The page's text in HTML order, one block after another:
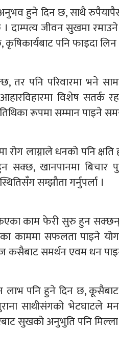
दिन छ, साथै
जीवन सुखमा
कृषिकार्यबाट पनि फाइदा
पनि परिवारमा भने
विशेष सतर्क
रूपमा सम्मान पाइने
लाग्नाले धनको पनि क्षति
खानपानमा बिचार
सम्झौता गर्नुपर्ला ।
काम फेरी सुरु हुन
काममा सफलता पाइने
कसैबाट समर्थन एवम धन
पनि हुने दिन छ, कूसैबाट
साथीसंगको भेटघाटले
सुखको अनुभुति पनि मिल्ला